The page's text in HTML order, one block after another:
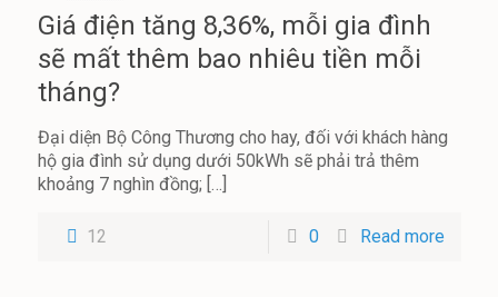
Giá điện tăng 8,36%, mỗi gia đình
sẽ mất thêm bao nhiêu tiền mỗi
tháng?
Đại diện Bộ Công Thương cho hay, đối với khách hàng
hộ gia đình sử dụng dưới 50kWh sẽ phải trả thêm
khoảng 7 nghìn đồng; […]
12 0 Read more